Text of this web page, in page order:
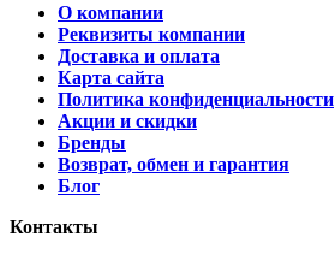
О компании
Реквизиты компании
Доставка и оплата
Карта сайта
Политика конфиденциальности
Акции и скидки
Бренды
Возврат, обмен и гарантия
Блог
Контакты